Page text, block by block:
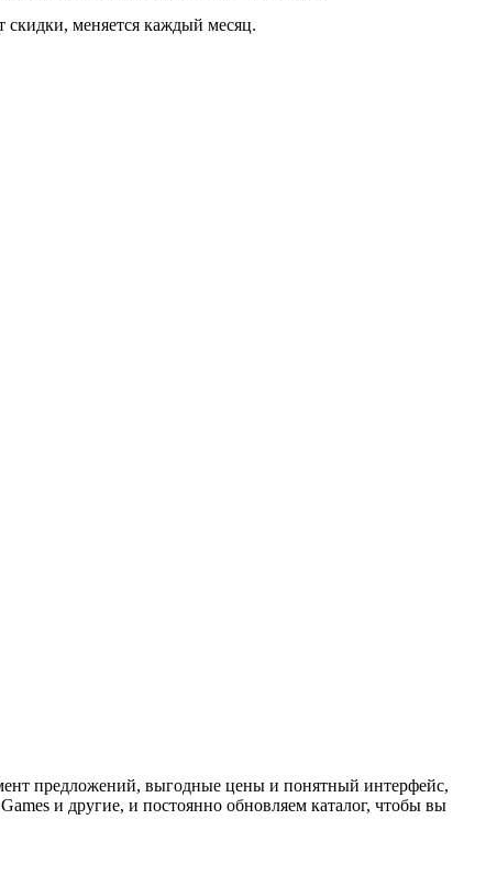
скидки, меняется каждый месяц.
предложений, выгодные цены и понятный интерфейс,
и другие, и постоянно обновляем каталог, чтобы вы